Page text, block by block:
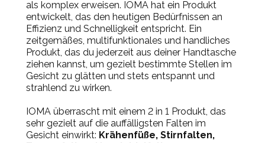
als komplex erweisen. IOMA hat ein Produkt
entwickelt, das den heutigen Bedürfnissen an
Effizienz und Schnelligkeit entspricht. Ein
zeitgemäßes, multifunktionales und handliches
Produkt, das du jederzeit aus deiner Handtasche
ziehen kannst, um gezielt bestimmte Stellen im
Gesicht zu glätten und stets entspannt und
strahlend zu wirken.
IOMA überrascht mit einem 2 in 1 Produkt, das
sehr gezielt auf die auffälligsten Falten im
Gesicht einwirkt: Krähenfüße, Stirnfalten,